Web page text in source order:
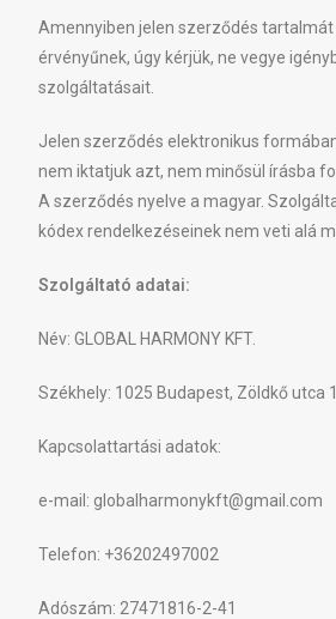
Amennyiben jelen szerződés
érvényűnek, úgy kérjük, ne vegye
szolgáltatásait.
Jelen szerződés elektronikus
nem iktatjuk azt, nem minősül írásba
A szerződés nyelve a magyar.
kódex rendelkezéseinek nem veti alá
Szolgáltató adatai:
Név: GLOBAL HARMONY KFT.
Székhely: 1025 Budapest, Zöldkő utca
Kapcsolattartási adatok:
e-mail: globalharmonykft@gmail.com
Telefon: +36202497002
Adószám: 27471816-2-41